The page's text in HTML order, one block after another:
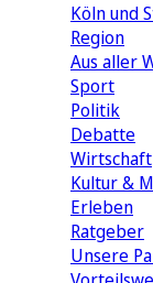
Köln und
Region
Aus aller
Sport
Politik
Debatte
Wirtschaft
Kultur &
Erleben
Ratgeber
Unsere